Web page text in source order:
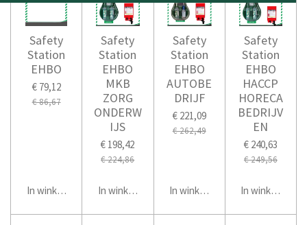
Safety
Station
EHBO
€ 79,12
€ 86,67
In winkelwagen
Safety
Station
EHBO
MKB
ZORG
ONDERW
IJS
€ 198,42
€ 224,86
In winkelwagen
Safety
Station
EHBO
AUTOBE
DRIJF
€ 221,09
€ 262,49
In winkelwagen
Safety
Station
EHBO
HACCP
HORECA
BEDRIJV
EN
€ 240,63
€ 249,56
In winkelwagen